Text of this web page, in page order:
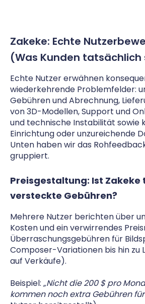
Zakeke: Echte
(Was Kunden tatsächlich
Echte Nutzer erwähnen
wiederkehrende Problemfelder:
Gebühren und Abrechnung,
von 3D-Modellen, Support und
und technische Instabilität sowie
Einrichtung oder unzureichende
Unten haben wir das
gruppiert.
Preisgestaltung: Ist Zakeke
versteckte Gebühren?
Mehrere Nutzer berichten über
Kosten und ein verwirrendes
Überraschungsgebühren für
Composer-Variationen bis hin zu
auf Verkäufe).
Beispiel: „Nicht die 200 $ pro
kommen noch extra Gebühren